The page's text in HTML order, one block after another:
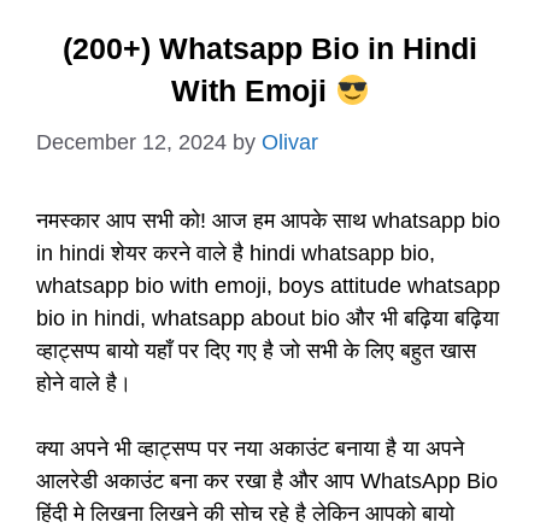
(200+) Whatsapp Bio in Hindi
With Emoji
December 12, 2024 by Olivar
नमस्कार आप सभी को! आज हम आपके साथ whatsapp bio
in hindi शेयर करने वाले है hindi whatsapp bio,
whatsapp bio with emoji, boys attitude whatsapp
bio in hindi, whatsapp about bio और भी बढ़िया बढ़िया
व्हाट्सप्प बायो यहाँ पर दिए गए है जो सभी के लिए बहुत खास
होने वाले है।
क्या अपने भी व्हाट्सप्प पर नया अकाउंट बनाया है या अपने
आलरेडी अकाउंट बना कर रखा है और आप WhatsApp Bio
हिंदी मे लिखना लिखने की सोच रहे है लेकिन आपको बायो